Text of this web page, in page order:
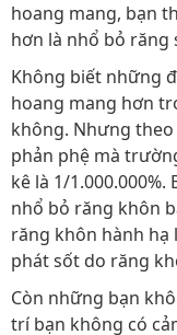
hoang mang, bạn
hơn là nhổ bỏ răng
Không biết những
hoang mang hơn
không. Nhưng
phản phệ mà
kê là 1/
nhổ bỏ răng khôn
răng khôn hành
phát sốt do răng
Còn những bạn
trí bạn không có